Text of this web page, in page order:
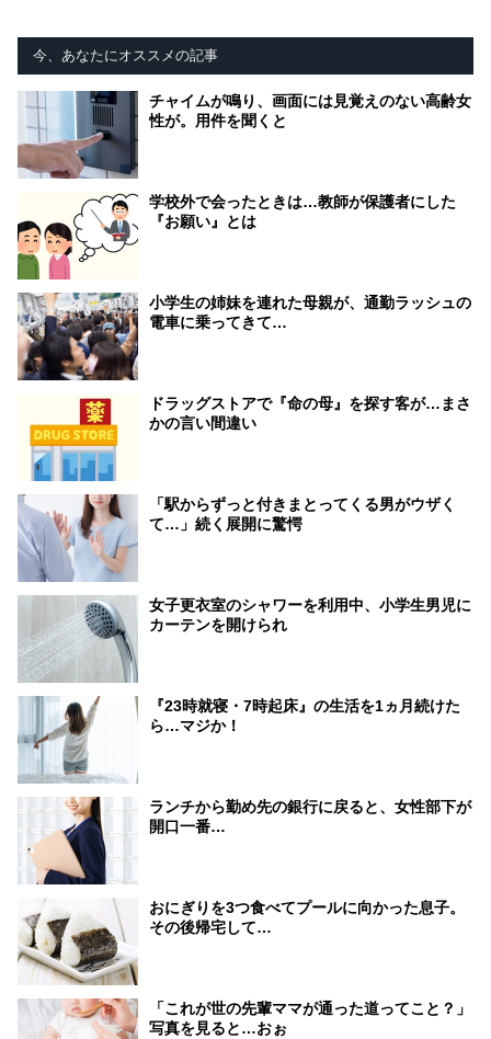
今、あなたにオススメの記事
チャイムが鳴り、画面には見覚えのない高齢女
性が。用件を聞くと
学校外で会ったときは…教師が保護者にした
『お願い』とは
小学生の姉妹を連れた母親が、通勤ラッシュの
電車に乗ってきて…
ドラッグストアで『命の母』を探す客が…まさ
かの言い間違い
「駅からずっと付きまとってくる男がウザく
て…」続く展開に驚愕
女子更衣室のシャワーを利用中、小学生男児に
カーテンを開けられ
『23時就寝・7時起床』の生活を1ヵ月続けた
ら…マジか！
ランチから勤め先の銀行に戻ると、女性部下が
開口一番…
おにぎりを3つ食べてプールに向かった息子。
その後帰宅して…
「これが世の先輩ママが通った道ってこと？」
写真を見ると…おぉ